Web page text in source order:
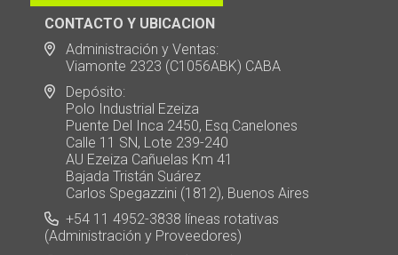
CONTACTO Y UBICACION
Administración y Ventas:
Viamonte 2323 (C1056ABK) CABA
Depósito:
Polo Industrial Ezeiza
Puente Del Inca 2450, Esq.Canelones
Calle 11 SN, Lote 239-240
AU Ezeiza Cañuelas Km 41
Bajada Tristán Suárez
Carlos Spegazzini (1812), Buenos Aires
+54 11 4952-3838 líneas rotativas
(Administración y Proveedores)